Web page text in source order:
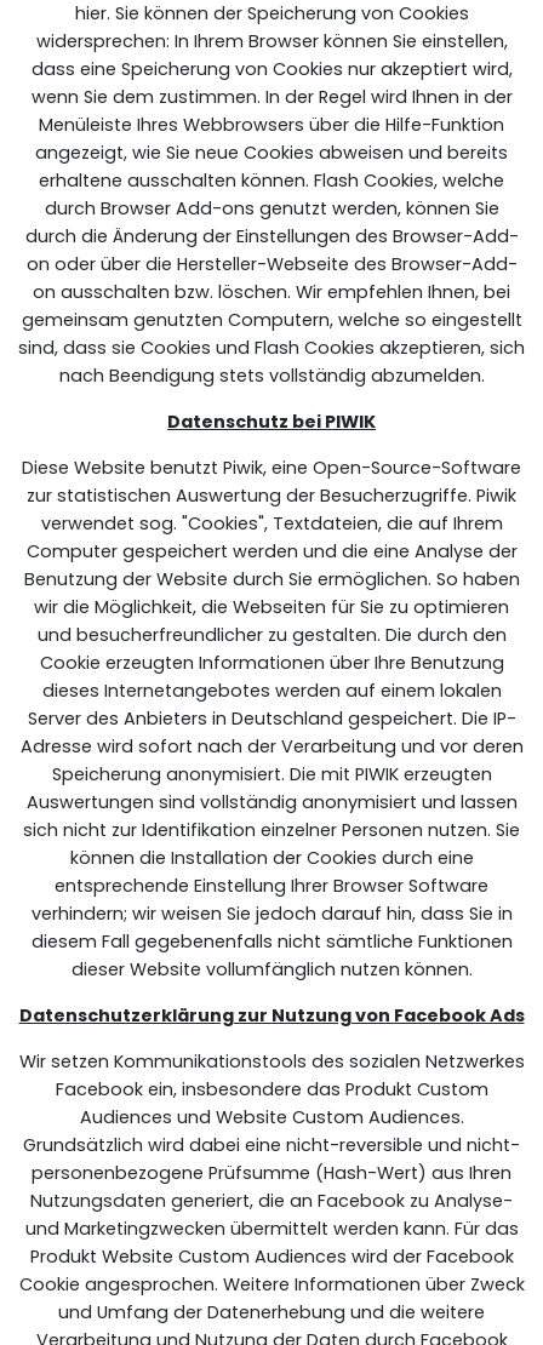
hier. Sie können der Speicherung von Cookies
widersprechen: In Ihrem Browser können Sie einstellen,
dass eine Speicherung von Cookies nur akzeptiert wird,
wenn Sie dem zustimmen. In der Regel wird Ihnen in der
Menüleiste Ihres Webbrowsers über die Hilfe-Funktion
angezeigt, wie Sie neue Cookies abweisen und bereits
erhaltene ausschalten können. Flash Cookies, welche
durch Browser Add-ons genutzt werden, können Sie
durch die Änderung der Einstellungen des Browser-Add-
on oder über die Hersteller-Webseite des Browser-Add-
on ausschalten bzw. löschen. Wir empfehlen Ihnen, bei
gemeinsam genutzten Computern, welche so eingestellt
sind, dass sie Cookies und Flash Cookies akzeptieren, sich
nach Beendigung stets vollständig abzumelden.
Datenschutz bei PIWIK
Diese Website benutzt Piwik, eine Open-Source-Software
zur statistischen Auswertung der Besucherzugriffe. Piwik
verwendet sog. "Cookies", Textdateien, die auf Ihrem
Computer gespeichert werden und die eine Analyse der
Benutzung der Website durch Sie ermöglichen. So haben
wir die Möglichkeit, die Webseiten für Sie zu optimieren
und besucherfreundlicher zu gestalten. Die durch den
Cookie erzeugten Informationen über Ihre Benutzung
dieses Internetangebotes werden auf einem lokalen
Server des Anbieters in Deutschland gespeichert. Die IP-
Adresse wird sofort nach der Verarbeitung und vor deren
Speicherung anonymisiert. Die mit PIWIK erzeugten
Auswertungen sind vollständig anonymisiert und lassen
sich nicht zur Identifikation einzelner Personen nutzen. Sie
können die Installation der Cookies durch eine
entsprechende Einstellung Ihrer Browser Software
verhindern; wir weisen Sie jedoch darauf hin, dass Sie in
diesem Fall gegebenenfalls nicht sämtliche Funktionen
dieser Website vollumfänglich nutzen können.
Datenschutzerklärung zur Nutzung von Facebook Ads
Wir setzen Kommunikationstools des sozialen Netzwerkes
Facebook ein, insbesondere das Produkt Custom
Audiences und Website Custom Audiences.
Grundsätzlich wird dabei eine nicht-reversible und nicht-
personenbezogene Prüfsumme (Hash-Wert) aus Ihren
Nutzungsdaten generiert, die an Facebook zu Analyse-
und Marketingzwecken übermittelt werden kann. Für das
Produkt Website Custom Audiences wird der Facebook
Cookie angesprochen. Weitere Informationen über Zweck
und Umfang der Datenerhebung und die weitere
Verarbeitung und Nutzung der Daten durch Facebook